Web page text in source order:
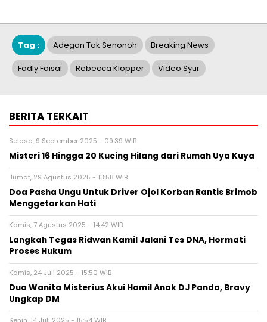
Tag : Adegan Tak Senonoh Breaking News
Fadly Faisal Rebecca Klopper Video Syur
BERITA TERKAIT
Selasa, 9 September 2025 - 09:39 WIB
Misteri 16 Hingga 20 Kucing Hilang dari Rumah Uya Kuya
Jumat, 29 Agustus 2025 - 13:58 WIB
Doa Pasha Ungu Untuk Driver Ojol Korban Rantis Brimob
Menggetarkan Hati
Kamis, 7 Agustus 2025 - 14:42 WIB
Langkah Tegas Ridwan Kamil Jalani Tes DNA, Hormati
Proses Hukum
Kamis, 24 Juli 2025 - 15:50 WIB
Dua Wanita Misterius Akui Hamil Anak DJ Panda, Bravy
Ungkap DM